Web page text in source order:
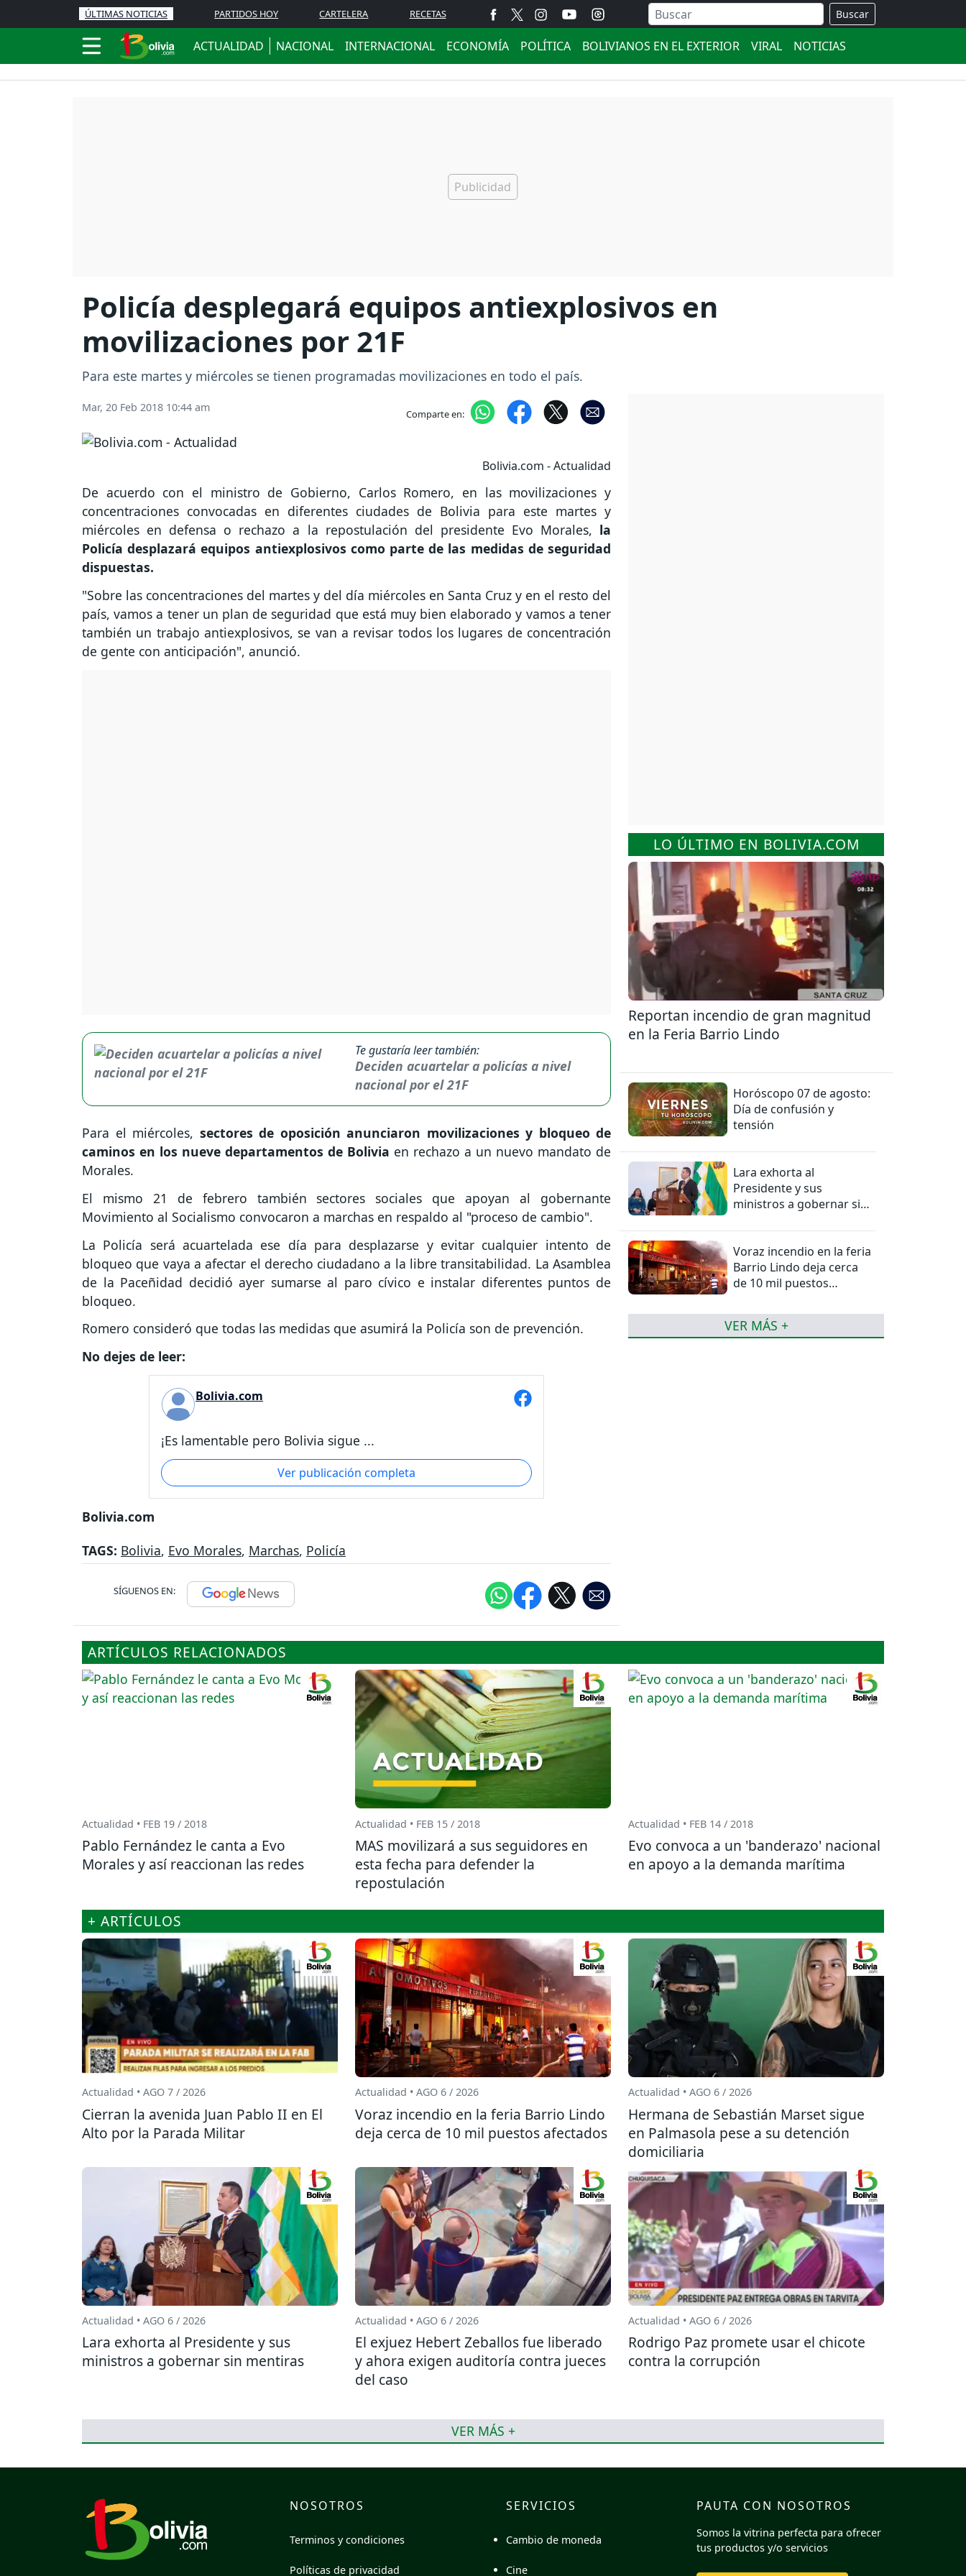
ÚLTIMAS NOTICIAS PARTIDOS HOY CARTELERA RECETAS Buscar
ACTUALIDAD NACIONAL INTERNACIONAL ECONOMÍA POLÍTICA BOLIVIANOS EN EL EXTERIOR VIRAL NOTICIAS
Policía desplegará equipos antiexplosivos en
movilizaciones por 21F
Para este martes y miércoles se tienen programadas movilizaciones en todo el país.
Mar, 20 Feb 2018 10:44 am Comparte en:
Bolivia.com - Actualidad
De acuerdo con el ministro de Gobierno, Carlos Romero, en las movilizaciones y
concentraciones convocadas en diferentes ciudades de Bolivia para este martes y
miércoles en defensa o rechazo a la repostulación del presidente Evo Morales, la
Policía desplazará equipos antiexplosivos como parte de las medidas de seguridad
dispuestas.
"Sobre las concentraciones del martes y del día miércoles en Santa Cruz y en el resto del
país, vamos a tener un plan de seguridad que está muy bien elaborado y vamos a tener
también un trabajo antiexplosivos, se van a revisar todos los lugares de concentración
de gente con anticipación", anunció.
Te gustaría leer también:
Deciden acuartelar a policías a nivel
nacional por el 21F
Para el miércoles, sectores de oposición anunciaron movilizaciones y bloqueo de
caminos en los nueve departamentos de Bolivia en rechazo a un nuevo mandato de
Morales.
El mismo 21 de febrero también sectores sociales que apoyan al gobernante
Movimiento al Socialismo convocaron a marchas en respaldo al "proceso de cambio".
La Policía será acuartelada ese día para desplazarse y evitar cualquier intento de
bloqueo que vaya a afectar el derecho ciudadano a la libre transitabilidad. La Asamblea
de la Paceñidad decidió ayer sumarse al paro cívico e instalar diferentes puntos de
bloqueo.
Romero consideró que todas las medidas que asumirá la Policía son de prevención.
No dejes de leer:
Bolivia.com
¡Es lamentable pero Bolivia sigue ...
Ver publicación completa
Bolivia.com
TAGS: Bolivia, Evo Morales, Marchas, Policía
SÍGUENOS EN:
LO ÚLTIMO EN BOLIVIA.COM
Reportan incendio de gran magnitud
en la Feria Barrio Lindo
Horóscopo 07 de agosto:
Día de confusión y
tensión
Lara exhorta al
Presidente y sus
ministros a gobernar sin
Voraz incendio en la feria
Barrio Lindo deja cerca
de 10 mil puestos
VER MÁS +
ARTÍCULOS RELACIONADOS
Actualidad • FEB 19 / 2018
Pablo Fernández le canta a Evo
Morales y así reaccionan las redes
Actualidad • FEB 15 / 2018
MAS movilizará a sus seguidores en
esta fecha para defender la
repostulación
Actualidad • FEB 14 / 2018
Evo convoca a un 'banderazo' nacional
en apoyo a la demanda marítima
+ ARTÍCULOS
Actualidad • AGO 7 / 2026
Cierran la avenida Juan Pablo II en El
Alto por la Parada Militar
Actualidad • AGO 6 / 2026
Voraz incendio en la feria Barrio Lindo
deja cerca de 10 mil puestos afectados
Actualidad • AGO 6 / 2026
Hermana de Sebastián Marset sigue
en Palmasola pese a su detención
domiciliaria
Actualidad • AGO 6 / 2026
Lara exhorta al Presidente y sus
ministros a gobernar sin mentiras
Actualidad • AGO 6 / 2026
El exjuez Hebert Zeballos fue liberado
y ahora exigen auditoría contra jueces
del caso
Actualidad • AGO 6 / 2026
Rodrigo Paz promete usar el chicote
contra la corrupción
VER MÁS +
NOSOTROS
Terminos y condiciones
Políticas de privacidad
SERVICIOS
Cambio de moneda
Cine
PAUTA CON NOSOTROS
Somos la vitrina perfecta para ofrecer
tus productos y/o servicios